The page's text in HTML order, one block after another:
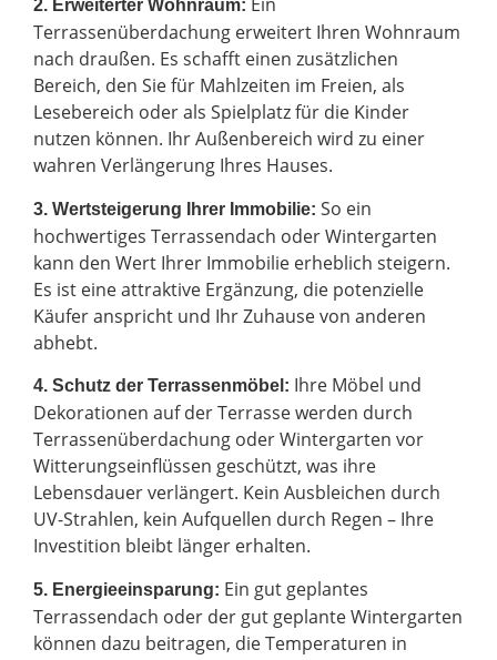
2. Erweiterter Wohnraum: Ein
Terrassenüberdachung erweitert Ihren Wohnraum
nach draußen. Es schafft einen zusätzlichen
Bereich, den Sie für Mahlzeiten im Freien, als
Lesebereich oder als Spielplatz für die Kinder
nutzen können. Ihr Außenbereich wird zu einer
wahren Verlängerung Ihres Hauses.
3. Wertsteigerung Ihrer Immobilie: So ein
hochwertiges Terrassendach oder Wintergarten
kann den Wert Ihrer Immobilie erheblich steigern.
Es ist eine attraktive Ergänzung, die potenzielle
Käufer anspricht und Ihr Zuhause von anderen
abhebt.
4. Schutz der Terrassenmöbel: Ihre Möbel und
Dekorationen auf der Terrasse werden durch
Terrassenüberdachung oder Wintergarten vor
Witterungseinflüssen geschützt, was ihre
Lebensdauer verlängert. Kein Ausbleichen durch
UV-Strahlen, kein Aufquellen durch Regen – Ihre
Investition bleibt länger erhalten.
5. Energieeinsparung: Ein gut geplantes
Terrassendach oder der gut geplante Wintergarten
können dazu beitragen, die Temperaturen in